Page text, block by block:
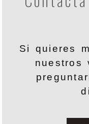
Si quieres
nuestros